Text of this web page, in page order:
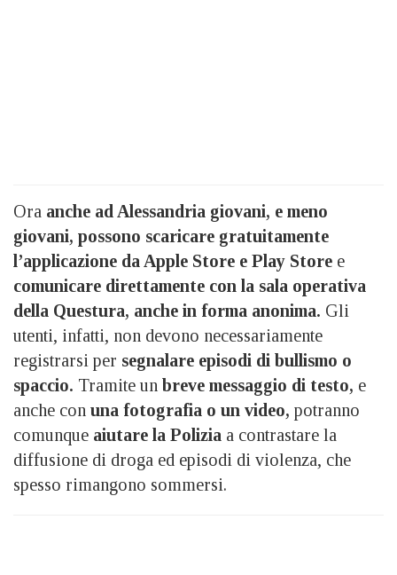
Ora anche ad Alessandria giovani, e meno
giovani, possono scaricare gratuitamente
l’applicazione da Apple Store e Play Store e
comunicare direttamente con la sala operativa
della Questura, anche in forma anonima. Gli
utenti, infatti, non devono necessariamente
registrarsi per segnalare episodi di bullismo o
spaccio. Tramite un breve messaggio di testo, e
anche con una fotografia o un video, potranno
comunque aiutare la Polizia a contrastare la
diffusione di droga ed episodi di violenza, che
spesso rimangono sommersi.